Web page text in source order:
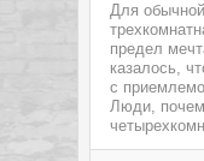
Для
предел
казалось,
с
Люди,